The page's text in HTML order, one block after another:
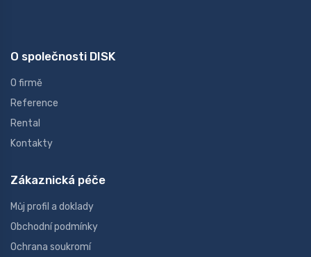
O společnosti DISK
O firmě
Reference
Rental
Kontakty
Zákaznická péče
Můj profil a doklady
Obchodní podmínky
Ochrana soukromí